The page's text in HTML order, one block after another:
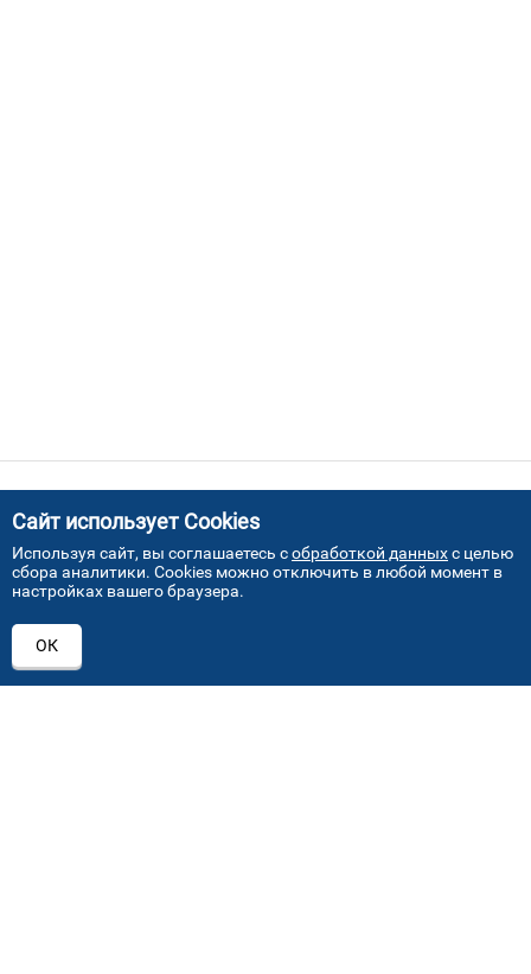
ПРИСОЕДИНЯЙТЕСЬ!
+7 (495) 640 07 01
Сайт использует Cookies
Используя сайт, вы соглашаетесь собработкой данныхс целью
сбора аналитики. Cookies можно отключить в любой момент в
настройках вашего браузера.
ОК